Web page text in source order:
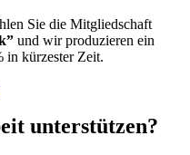
Sie die Mitgliedschaft
und wir produzieren ein
in kürzester Zeit.
unterstützen?